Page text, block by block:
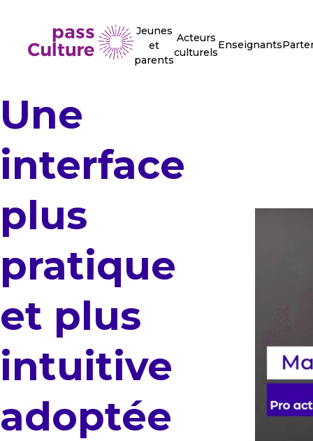
Jeunes
et
parents
Acteurs
culturels
Enseignants
Une
interface
plus
pratique
et plus
intuitive
adoptée